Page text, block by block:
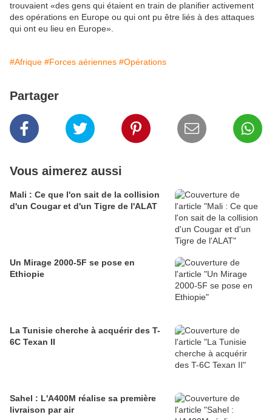
trouvaient «des gens qui étaient en train de planifier activement
des opérations en Europe ou qui ont pu être liés à des attaques
qui ont eu lieu en Europe».
#Afrique #Forces aériennes #Opérations
Partager
Vous aimerez aussi
Mali : Ce que l'on sait de la collision
d'un Cougar et d'un Tigre de l'ALAT
Un Mirage 2000-5F se pose en
Ethiopie
La Tunisie cherche à acquérir des T-
6C Texan II
Sahel : L'A400M réalise sa première
livraison par air